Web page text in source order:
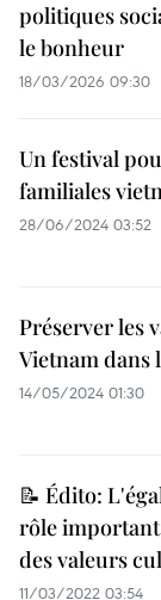
politiques
le bonheur
18/03/2026 09:30
Un festival
familiales
28/06/2024 03:52
Préserver les
Vietnam dans
14/05/2024 01:30
📝 Édito:
rôle
des valeurs
11/03/2022 03:54